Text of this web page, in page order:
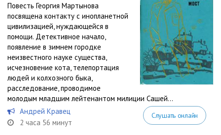
Повесть Георгия Мартынова
посвящена контакту с инопланетной
цивилизацией, нуждающейся в
помощи. Детективное начало,
появление в зимнем городке
неизвестного науке существа,
исчезновение кота, телепортация
людей и колхозного быка,
расследование, проводимое
молодым младшим лейтенантом милиции Сашей...
Андрей Кравец
2 часа 56 минут
Слушать онлайн